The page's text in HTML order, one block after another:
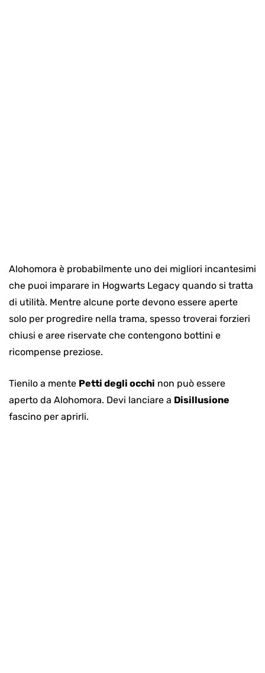
Alohomora è probabilmente uno dei migliori incantesimi
che puoi imparare in Hogwarts Legacy quando si tratta
di utilità. Mentre alcune porte devono essere aperte
solo per progredire nella trama, spesso troverai forzieri
chiusi e aree riservate che contengono bottini e
ricompense preziose.
Tienilo a mente Petti degli occhi non può essere
aperto da Alohomora. Devi lanciare a Disillusione
fascino per aprirli.